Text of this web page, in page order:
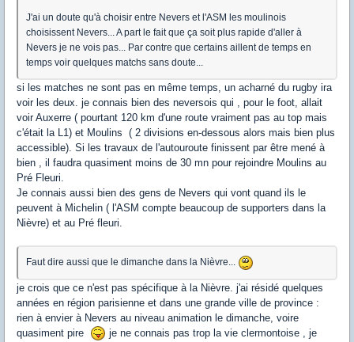
J'ai un doute qu'à choisir entre Nevers et l'ASM les moulinois
choisissent Nevers... A part le fait que ça soit plus rapide d'aller à
Nevers je ne vois pas... Par contre que certains aillent de temps en
temps voir quelques matchs sans doute...
si les matches ne sont pas en même temps, un acharné du rugby ira
voir les deux. je connais bien des neversois qui , pour le foot, allait
voir Auxerre ( pourtant 120 km d'une route vraiment pas au top mais
c'était la L1) et Moulins ( 2 divisions en-dessous alors mais bien plus
accessible). Si les travaux de l'autouroute finissent par être mené à
bien , il faudra quasiment moins de 30 mn pour rejoindre Moulins au
Pré Fleuri.
Je connais aussi bien des gens de Nevers qui vont quand ils le
peuvent à Michelin ( l'ASM compte beaucoup de supporters dans la
Nièvre) et au Pré fleuri.
Faut dire aussi que le dimanche dans la Nièvre...
je crois que ce n'est pas spécifique à la Nièvre. j'ai résidé quelques
années en région parisienne et dans une grande ville de province :
rien à envier à Nevers au niveau animation le dimanche, voire
quasiment pire
je ne connais pas trop la vie clermontoise , je